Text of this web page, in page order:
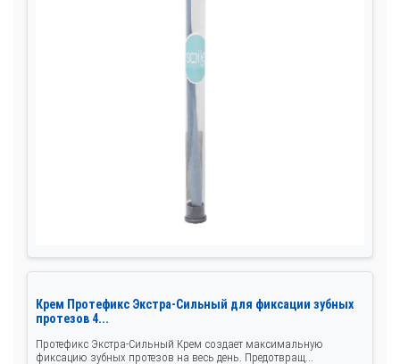
Крем Протефикс Экстра-Сильный для фиксации зубных
протезов 4...
Протефикс Экстра-Сильный Крем создает максимальную
фиксацию зубных протезов на весь день. Предотвращ...